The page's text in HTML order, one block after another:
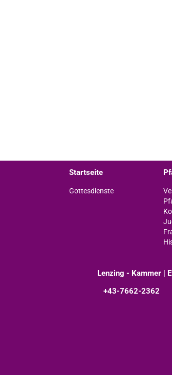
Startseite
Gottesdienste
Lenzing - Kammer |
+43-7662-2362